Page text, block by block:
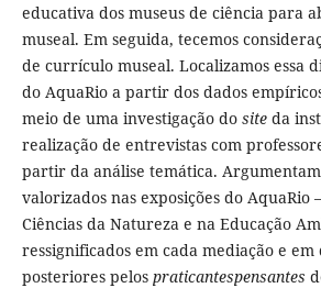
educativa dos museus de ciência para
museal. Em seguida, tecemos
de currículo museal. Localizamos essa
do AquaRio a partir dos dados
meio de uma investigação do siteda
realização de entrevistas com
partir da análise temática.
valorizados nas exposições do AquaRio
Ciências da Natureza e na Educação
ressignificados em cada mediação e
posteriores pelos praticantespensantes